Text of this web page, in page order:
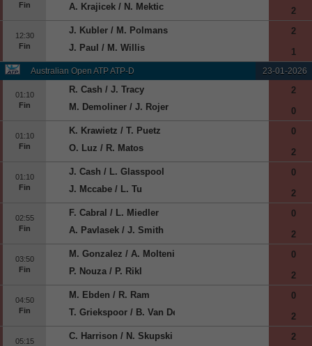
Fin
A. Krajicek / N. Mektic
2
12:30
Fin
J. Kubler / M. Polmans
J. Paul / M. Willis
2
1
Australian Open ATP ATP-D 23-01-2026
01:10
Fin
R. Cash / J. Tracy
M. Demoliner / J. Rojer
2
0
01:10
Fin
K. Krawietz / T. Puetz
O. Luz / R. Matos
0
2
01:10
Fin
J. Cash / L. Glasspool
J. Mccabe / L. Tu
0
2
02:55
Fin
F. Cabral / L. Miedler
A. Pavlasek / J. Smith
0
2
03:50
Fin
M. Gonzalez / A. Molteni
P. Nouza / P. Rikl
0
2
04:50
Fin
M. Ebden / R. Ram
T. Griekspoor / B. Van De Zandschulp
0
2
05:15
C. Harrison / N. Skupski
2